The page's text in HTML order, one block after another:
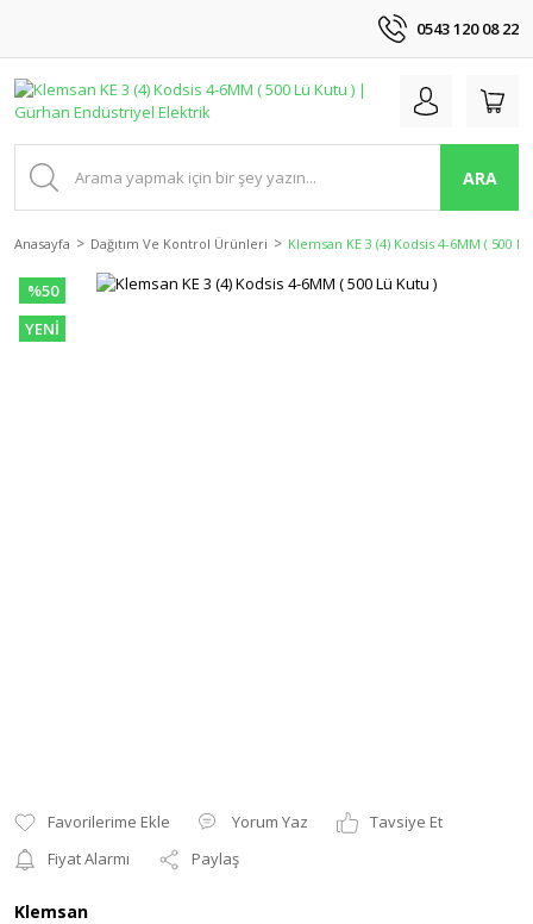
0543 120 08 22
ARA
Anasayfa Dağıtım Ve Kontrol Ürünleri Klemsan KE 3 (4) Kodsis 4-6MM ( 500
%50
YENİ
Yorum Yaz
Tavsiye Et
Fiyat Alarmı
Paylaş
Klemsan